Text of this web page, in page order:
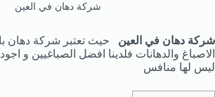
شركة دهان في العين
شركة دهان في العين
حيث تعتبر شركة دهان
الاصباغ والدهانات فلدينا افضل الصباغيين و
ليس لها منافس